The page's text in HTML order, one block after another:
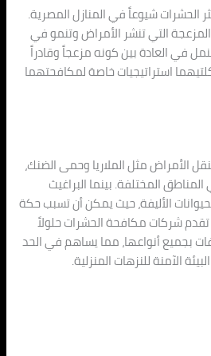
الحشرات شيوعاً في المنازل المصرية.
التي تنشر الأمراض وتنمو في
في العادة بين كونه مزعجاً وقادراً
استراتيجيات خاصة لمكافحتهما
الأمراض مثل الملاريا وحمى الضنك،
المختلفة. بينما البراغيث
الأليفة، حيث يمكن أن تسبب حكة
تقدم شركات مكافحة الحشرات حلولاً
بجميع أنواعها، مما يساهم في الحد
الآمنة للنزهات المنزلية.